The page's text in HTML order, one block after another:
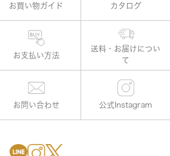
お買い物ガイド カタログ
お支払い方法
お問い合わせ 公式Instagram